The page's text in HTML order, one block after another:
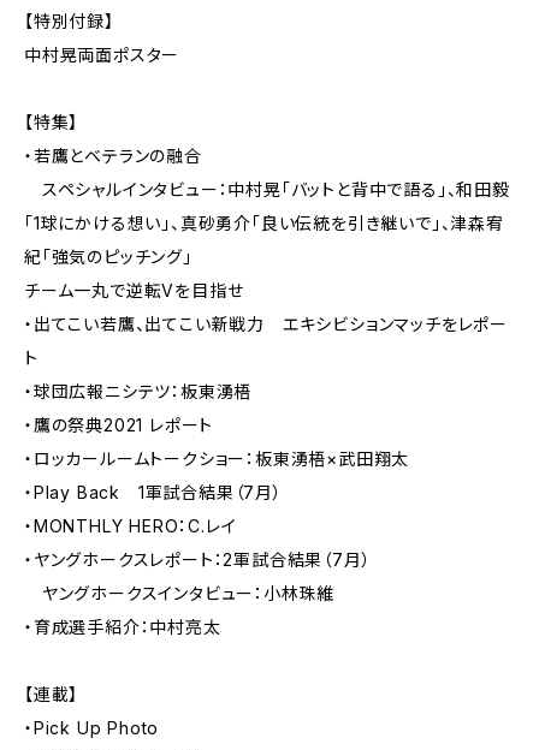
【特別付録】
中村晃両面ポスター
【特集】
・若鷹とベテランの融合
スペシャルインタビュー：中村晃「バットと背中で語る」、和田毅
「1球にかける想い」、真砂勇介「良い伝統を引き継いで」、津森宥
紀「強気のピッチング」
チーム一丸で逆転Vを目指せ
・出てこい若鷹、出てこい新戦力 エキシビションマッチをレポー
ト
・球団広報ニシテツ：板東湧梧
・鷹の祭典2021 レポート
・ロッカールームトークショー：板東湧梧×武田翔太
・Play Back 1軍試合結果（7月）
・MONTHLY HERO：C.レイ
・ヤングホークスレポート：2軍試合結果（7月）
ヤングホークスインタビュー：小林珠維
・育成選手紹介：中村亮太
【連載】
・Pick Up Photo